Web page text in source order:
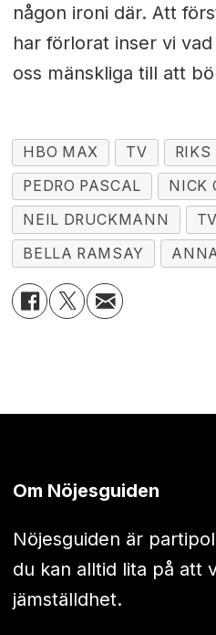
någon ironi där. Att
har förlorat inser vi
oss mänskliga till att
HBO MAX TV RIKS
PEDRO PASCAL
NICK
NEIL DRUCKMANN
BELLA RAMSAY
Om Nöjesguiden
Nöjesguiden är
du kan alltid lita på att
jämställdhet.